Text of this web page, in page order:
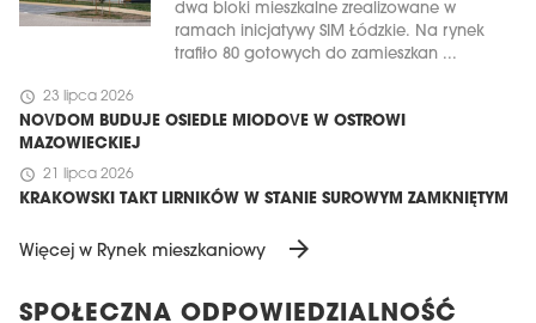
dwa bloki mieszkalne zrealizowane w
ramach inicjatywy SIM Łódzkie. Na rynek
trafiło 80 gotowych do zamieszkan ...
schedule 23 lipca 2026
NOVDOM BUDUJE OSIEDLE MIODOVE W OSTROWI
MAZOWIECKIEJ
schedule 21 lipca 2026
KRAKOWSKI TAKT LIRNIKÓW W STANIE SUROWYM ZAMKNIĘTYM
Więcej w Rynek mieszkaniowy arrow_forward
SPOŁECZNA ODPOWIEDZIALNOŚĆ